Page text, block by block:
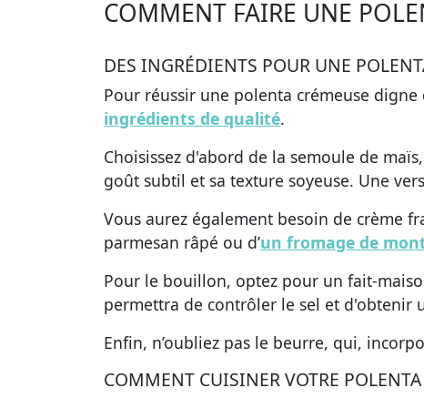
COMMENT FAIRE UNE
DES INGRÉDIENTS POUR UNE
Pour réussir une polenta crémeuse digne
ingrédients de qualité.
Choisissez d'abord de la semoule de
goût subtil et sa texture soyeuse. Une
Vous aurez également besoin de crème
parmesan râpé ou d’un fromage de
Pour le bouillon, optez pour un fait-
permettra de contrôler le sel et d'obtenir
Enfin, n’oubliez pas le beurre, qui,
COMMENT CUISINER VOTRE POLENTA